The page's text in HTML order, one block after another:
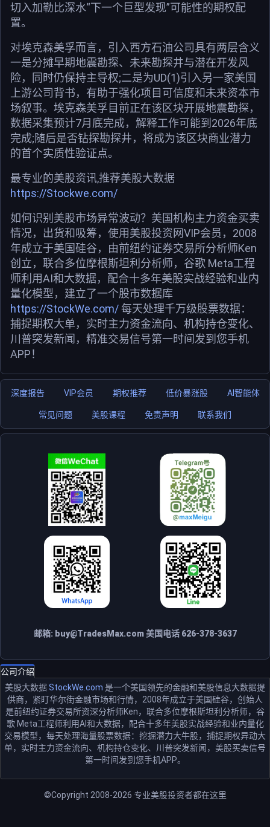
切入加勒比深水“下一个巨型发现”可能性的期权配
置。
对埃克森美孚而言，引入西方石油公司具有两层含义
一是分摊早期地震勘探、未来勘探井与潜在开发风
险，同时仍保持主导权;二是为UD(1)引入另一家美国
上游公司背书，有助于强化项目可信度和未来资本市
场叙事。埃克森美孚目前正在该区块开展地震勘探，
数据采集预计7月底完成，解释工作可能到2026年底
完成;随后是否钻探勘探井，将成为该区块商业潜力
的首个实质性验证点。
最专业的美股资讯,推荐美股大数据
https://Stockwe.com/
如何识别美股市场异常波动？美国机构主力资金买卖
情况，出货和吸筹，使用美股投资网VIP会员，2008
年成立于美国硅谷，由前纽约证券交易所分析师Ken
创立，联合多位摩根斯坦利分析师，谷歌 Meta工程
师利用AI和大数据，配合十多年美股实战经验和业内
量化模型，建立了一个股市数据库
https://StockWe.com/每天处理千万级股票数据：
捕捉期权大单，实时主力资金流向、机构持仓变化、
川普突发新闻，精准交易信号第一时间发到您手机
APP！
深度报告 VIP会员 期权推荐 低价暴涨股 AI智能体
常见问题 美股课程 免责声明 联系我们
邮箱: buy@TradesMax.com美国电话 626-378-3637
公司介绍
美股大数据StockWe.com 是一个美国领先的金融和美股信息大数据提
供商，紧盯华尔街金融市场和行情，2008年成立于美国硅谷，创始人
是前纽约证券交易所资深分析师Ken，联合多位摩根斯坦利分析师，谷
歌 Meta工程师利用AI和大数据，配合十多年美股实战经验和业内量化
交易模型，每天处理海量股票数据：挖掘潜力大牛股，捕捉期权异动大
单，实时主力资金流向、机构持仓变化、川普突发新闻，美股买卖信号
第一时间发到您手机APP。
©Copyright 2008-2026 专业美股投资者都在这里